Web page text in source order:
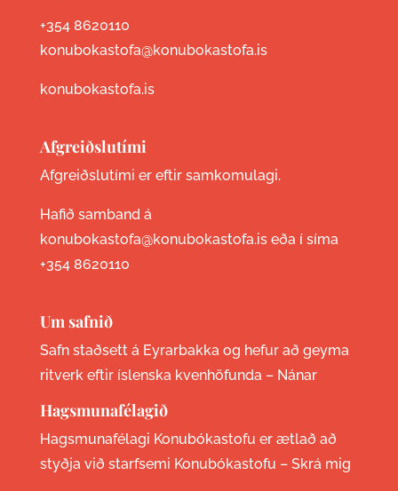
+354 8620110
konubokastofa@konubokastofa.is
konubokastofa.is
Afgreiðslutími
Afgreiðslutími er eftir samkomulagi.
Hafið samband á
konubokastofa@konubokastofa.is eða í síma
+354 8620110
Um safnið
Safn staðsett á Eyrarbakka og hefur að geyma
ritverk eftir íslenska kvenhöfunda – Nánar
Hagsmunafélagið
Hagsmunafélagi Konubókastofu er ætlað að
styðja við starfsemi Konubókastofu – Skrá mig